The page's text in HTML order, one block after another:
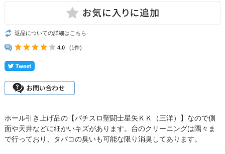
返品についての詳細はこちら
4.0 (1件)
ホール引き上げ品の【パチスロ聖闘士星矢ＫＫ（三洋）】なので側
面や天井などに細かいキズがあります。台のクリーニングは隅々ま
で行っており、タバコの臭いも可能な限り消臭してあります。